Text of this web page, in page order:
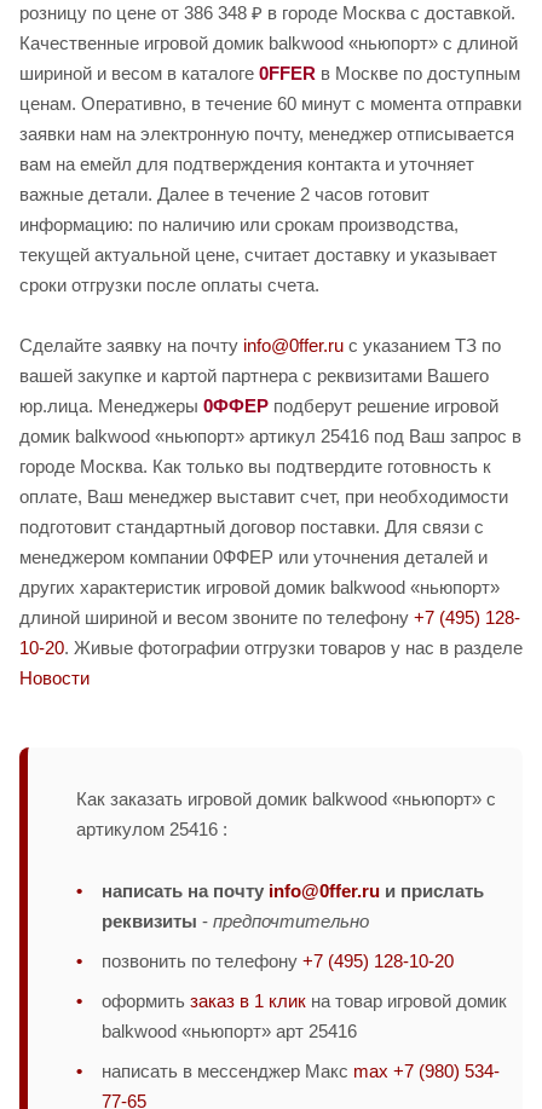
розницу по цене от 386 348 ₽ в городе Москва с доставкой.
Качественные игровой домик balkwood «ньюпорт» с длиной
шириной и весом в каталоге 0FFER в Москве по доступным
ценам. Оперативно, в течение 60 минут с момента отправки
заявки нам на электронную почту, менеджер отписывается
вам на емейл для подтверждения контакта и уточняет
важные детали. Далее в течение 2 часов готовит
информацию: по наличию или срокам производства,
текущей актуальной цене, считает доставку и указывает
сроки отгрузки после оплаты счета.
Сделайте заявку на почту info@0ffer.ru с указанием ТЗ по
вашей закупке и картой партнера с реквизитами Вашего
юр.лица. Менеджеры 0ФФЕР подберут решение игровой
домик balkwood «ньюпорт» артикул 25416 под Ваш запрос в
городе Москва. Как только вы подтвердите готовность к
оплате, Ваш менеджер выставит счет, при необходимости
подготовит стандартный договор поставки. Для связи с
менеджером компании 0ФФЕР или уточнения деталей и
других характеристик игровой домик balkwood «ньюпорт»
длиной шириной и весом звоните по телефону +7 (495) 128-
10-20. Живые фотографии отгрузки товаров у нас в разделе
Новости
Как заказать игровой домик balkwood «ньюпорт» с
артикулом 25416 :
написать на почту info@0ffer.ru и прислать
реквизиты - предпочтительно
позвонить по телефону +7 (495) 128-10-20
оформить заказ в 1 клик на товар игровой домик
balkwood «ньюпорт» арт 25416
написать в мессенджер Макс max +7 (980) 534-
77-65